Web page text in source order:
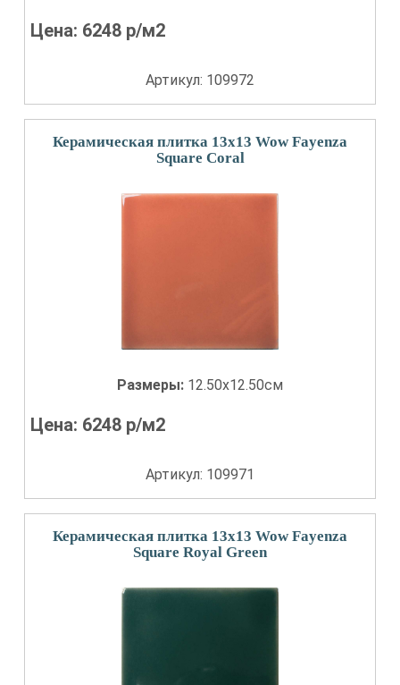
Цена: 6248 р/м2
Артикул: 109972
Керамическая плитка 13x13 Wow Fayenza
Square Coral
Размеры: 12.50x12.50см
Цена: 6248 р/м2
Артикул: 109971
Керамическая плитка 13x13 Wow Fayenza
Square Royal Green